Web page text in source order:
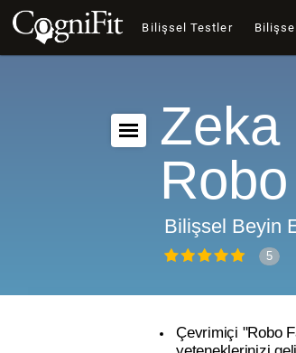
Bilişsel Testler
Zeka
Bilişsel Beyin
5
Çevrimiçi "Robo